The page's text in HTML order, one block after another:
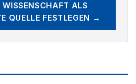
WISSENSCHAFT ALS
QUELLE FESTLEGEN →